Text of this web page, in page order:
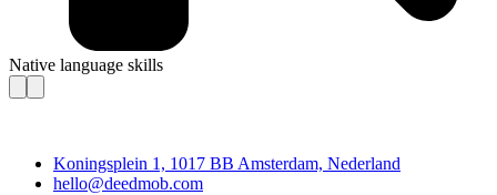
Native language skills
Koningsplein 1, 1017 BB Amsterdam, Nederland
hello@deedmob.com